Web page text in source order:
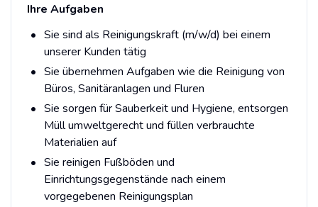
Ihre Aufgaben
Sie sind als Reinigungskraft (m/w/d) bei einem
unserer Kunden tätig
Sie übernehmen Aufgaben wie die Reinigung von
Büros, Sanitäranlagen und Fluren
Sie sorgen für Sauberkeit und Hygiene, entsorgen
Müll umweltgerecht und füllen verbrauchte
Materialien auf
Sie reinigen Fußböden und
Einrichtungsgegenstände nach einem
vorgegebenen Reinigungsplan